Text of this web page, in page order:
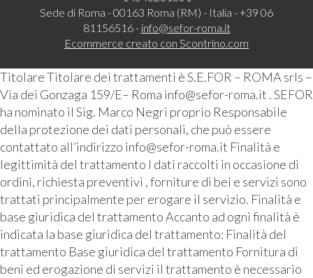
Sede di Roma - 00163 Roma (RM) - Italia - +39 06
81156516 - info@sefor-roma.it
Ecommerce creato con Scontrino.com
Titolare Titolare dei trattamenti è S.E.FOR – ROMA srls –
Via dei Gonzaga 159/E– Roma info@sefor-roma.it . SEFOR
ha nominato il Sig. Marco Negri proprio Responsabile
della protezione dei dati personali, che può essere
contattato all’indirizzo info@sefor-roma.it Finalità e
legittimità del trattamento I dati raccolti in occasione di
ordini, richiesta preventivi , forniture di bei e servizi sono
trattati principalmente per erogare il servizio. Finalità e
base giuridica del trattamento Accanto ad ogni finalità è
indicata la base giuridica del trattamento: Finalità del
trattamento Base giuridica del trattamento Fornitura di
beni ed erogazione di servizi il trattamento è necessario